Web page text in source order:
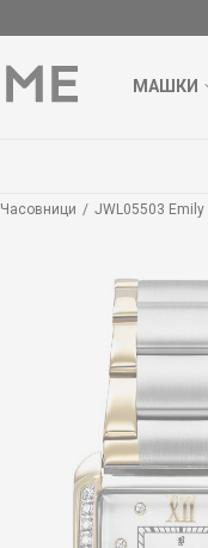
МАШКИ
Часовници JWL05503 Emily II